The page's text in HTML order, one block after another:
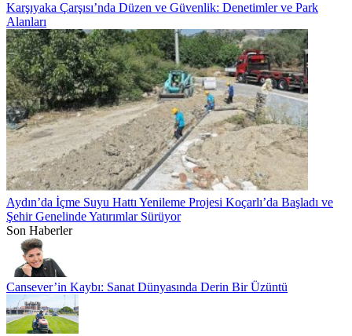
Karşıyaka Çarşısı’nda Düzen ve Güvenlik: Denetimler ve Park
Alanları
Aydın’da İçme Suyu Hattı Yenileme Projesi Koçarlı’da Başladı ve
Şehir Genelinde Yatırımlar Sürüyor
Son Haberler
Cansever’in Kaybı: Sanat Dünyasında Derin Bir Üzüntü